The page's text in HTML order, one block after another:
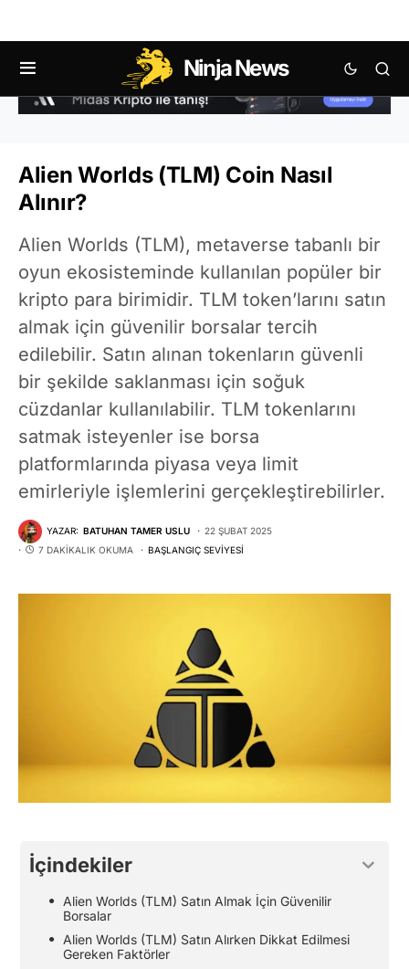
Ninja News
Alien Worlds (TLM) Coin Nasıl
Alınır?
Alien Worlds (TLM), metaverse tabanlı bir
oyun ekosisteminde kullanılan popüler bir
kripto para birimidir. TLM token’larını satın
almak için güvenilir borsalar tercih
edilebilir. Satın alınan tokenların güvenli
bir şekilde saklanması için soğuk
cüzdanlar kullanılabilir. TLM tokenlarını
satmak isteyenler ise borsa
platformlarında piyasa veya limit
emirleriyle işlemlerini gerçekleştirebilirler.
YAZAR: BATUHAN TAMER USLU
22 ŞUBAT 2025
7 DAKIKALIK OKUMA
BAŞLANGIÇ SEVIYESI
İçindekiler
Alien Worlds (TLM) Satın Almak İçin Güvenilir
Borsalar
Alien Worlds (TLM) Satın Alırken Dikkat Edilmesi
Gereken Faktörler